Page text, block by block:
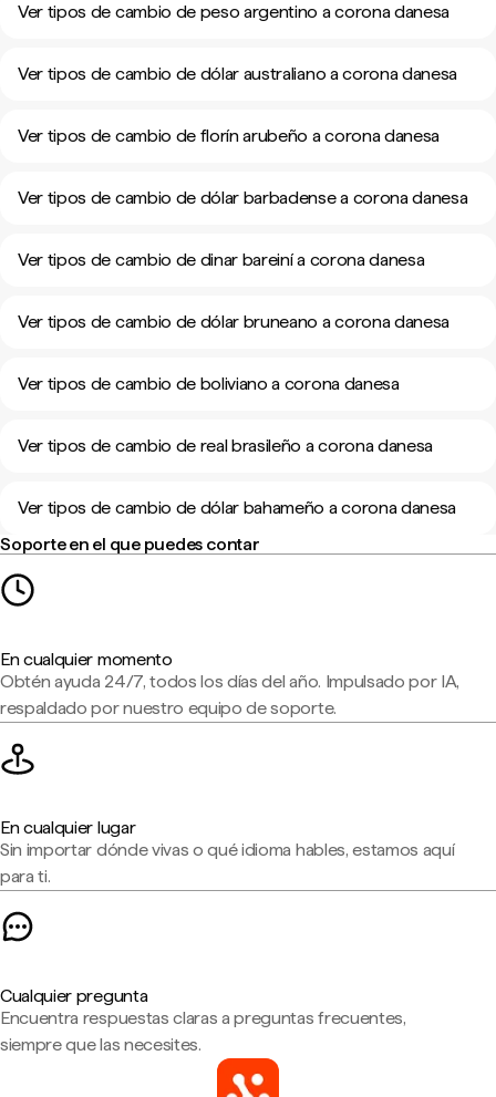
Ver tipos de cambio de peso argentino a corona danesa
Ver tipos de cambio de dólar australiano a corona danesa
Ver tipos de cambio de florín arubeño a corona danesa
Ver tipos de cambio de dólar barbadense a corona danesa
Ver tipos de cambio de dinar bareiní a corona danesa
Ver tipos de cambio de dólar bruneano a corona danesa
Ver tipos de cambio de boliviano a corona danesa
Ver tipos de cambio de real brasileño a corona danesa
Ver tipos de cambio de dólar bahameño a corona danesa
Soporte en el que puedes contar
En cualquier momento
Obtén ayuda 24/7, todos los días del año. Impulsado por IA,
respaldado por nuestro equipo de soporte.
En cualquier lugar
Sin importar dónde vivas o qué idioma hables, estamos aquí
para ti.
Cualquier pregunta
Encuentra respuestas claras a preguntas frecuentes,
siempre que las necesites.